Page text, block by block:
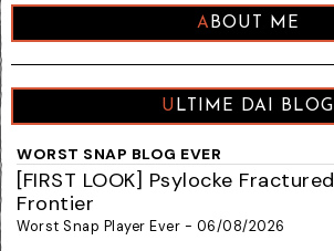
ABOUT ME
ULTIME DAI BLOG
WORST SNAP BLOG EVER
[FIRST LOOK] Psylocke Fractured
Frontier
Worst Snap Player Ever - 06/08/2026